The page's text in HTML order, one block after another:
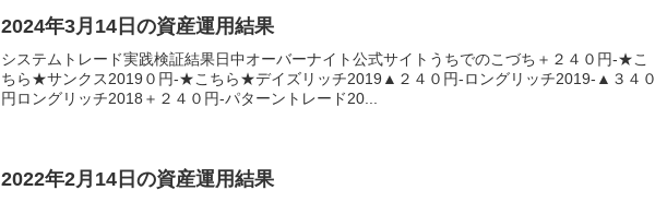
2024年3月14日の資産運用結果
システムトレード実践検証結果日中オーバーナイト公式サイトうちでのこづち＋２４０円-★こ
ちら★サンクス2019０円-★こちら★デイズリッチ2019▲２４０円-ロングリッチ2019-▲３４０
円ロングリッチ2018＋２４０円-パターントレード20...
2022年2月14日の資産運用結果